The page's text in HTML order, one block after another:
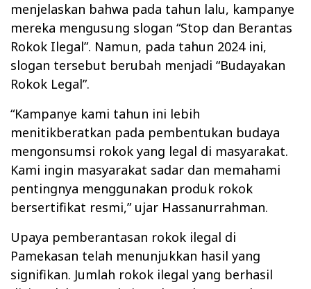
menjelaskan bahwa pada tahun lalu, kampanye
mereka mengusung slogan “Stop dan Berantas
Rokok Ilegal”. Namun, pada tahun 2024 ini,
slogan tersebut berubah menjadi “Budayakan
Rokok Legal”.
“Kampanye kami tahun ini lebih
menitikberatkan pada pembentukan budaya
mengonsumsi rokok yang legal di masyarakat.
Kami ingin masyarakat sadar dan memahami
pentingnya menggunakan produk rokok
bersertifikat resmi,” ujar Hassanurrahman.
Upaya pemberantasan rokok ilegal di
Pamekasan telah menunjukkan hasil yang
signifikan. Jumlah rokok ilegal yang berhasil